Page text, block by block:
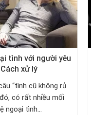
tình với người yêu
xử lý
“tình cũ không rủ
có rất nhiều mối
ngoại tình...